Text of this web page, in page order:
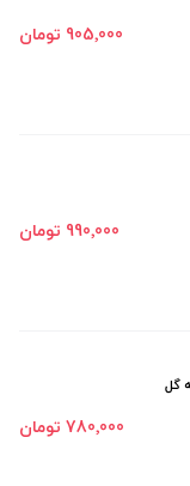
905٬000 تومان
990٬000 تومان
گل
780٬000 تومان